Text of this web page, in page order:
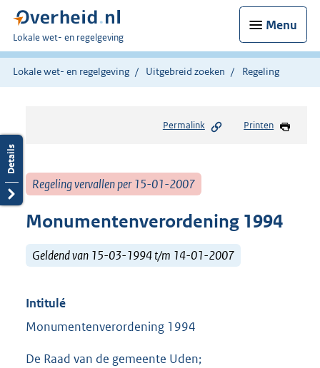
Menu
U
bent
hier:
Lokale wet- en regelgeving
Lokale wet- en regelgeving Uitgebreid zoeken Regeling
Permalink Printen
Regeling vervallen per 15-01-2007
Monumentenverordening 1994
Geldend van 15-03-1994 t/m 14-01-2007
Intitulé
Monumentenverordening 1994
De Raad van de gemeente Uden;